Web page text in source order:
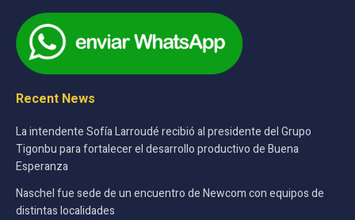
Recent News
La intendente Sofía Larroudé recibió al presidente del Grupo
Tigonbu para fortalecer el desarrollo productivo de Buena
Esperanza
Naschel fue sede de un encuentro de Newcom con equipos de
distintas localidades